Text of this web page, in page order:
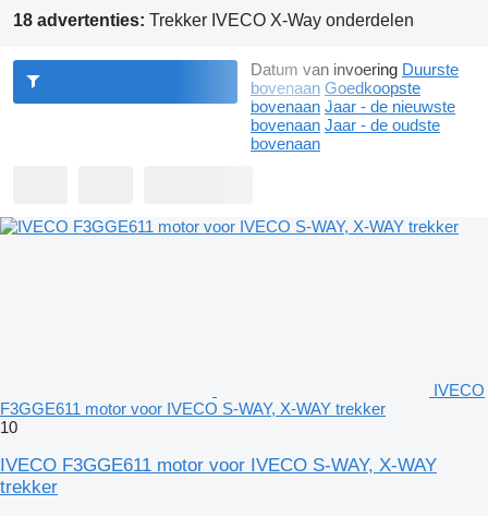
18 advertenties: Trekker IVECO X-Way onderdelen
Datum van invoering Duurste
bovenaan Goedkoopste
bovenaan Jaar - de nieuwste
bovenaan Jaar - de oudste
bovenaan
IVECO
F3GGE611 motor voor IVECO S-WAY, X-WAY trekker
10
IVECO F3GGE611 motor voor IVECO S-WAY, X-WAY
trekker